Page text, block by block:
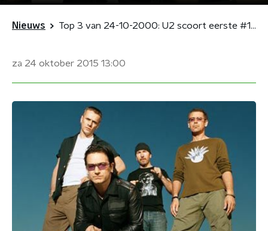
Nieuws Top 3 van 24-10-2000: U2 scoort eerste #1-hit
za 24 oktober 2015 13:00